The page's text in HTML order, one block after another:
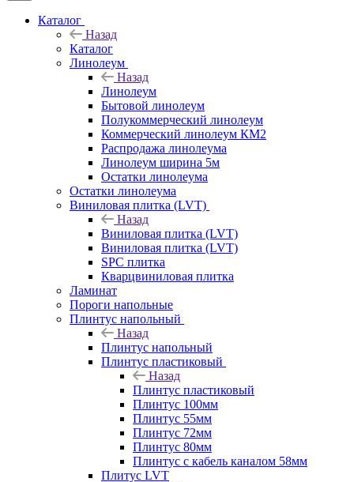
Каталог
Назад
Каталог
Линолеум
Назад
Линолеум
Бытовой линолеум
Полукоммерческий линолеум
Коммерческий линолеум КМ2
Распродажа линолеума
Линолеум ширина 5м
Остатки линолеума
Остатки линолеума
Виниловая плитка (LVT)
Назад
Виниловая плитка (LVT)
Виниловая плитка (LVT)
SPC плитка
Кварцвиниловая плитка
Ламинат
Пороги напольные
Плинтус напольный
Назад
Плинтус напольный
Плинтус пластиковый
Назад
Плинтус пластиковый
Плинтус 100мм
Плинтус 55мм
Плинтус 72мм
Плинтус 80мм
Плинтус с кабель каналом 58мм
Плитус LVT